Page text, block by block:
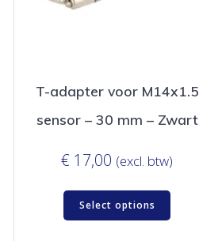
T-adapter voor M14x1.5
sensor – 30 mm – Zwart
€ 17,00 (excl. btw)
Select options